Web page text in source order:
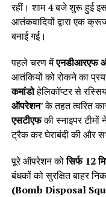
रहीं। शाम 4 बजे शुरू हुई
आतंकवादियों द्वारा एक
बनाई गई।
पहले चरण मेंएनडीआरएफ
आतंकियों को रोकने का
कमांडोहेलिकॉप्टर से
ऑपरेशन’ के तहत त्वरित
एसटीएफकी स्नाइपर
ट्रैक कर घेराबंदी की और
पूरे ऑपरेशन कोसिर्फ 12
बंधकों को सुरक्षित बाहर
(Bomb Disposal